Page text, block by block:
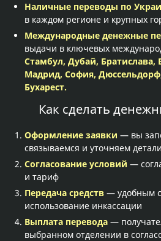
Наличные переводы по
в каждом регионе и крупных
Международные денежные
выдачи в ключевых
Стамбул, Дубай, Братислава,
Мадрид, София,
Бухарест.
Как сделать
Оформление заявки — вы
связываемся и уточняем детали
Согласование условий —
и тариф
Передача средств — удобным
использование инкассации
Выплата перевода —
выбранном отделении в